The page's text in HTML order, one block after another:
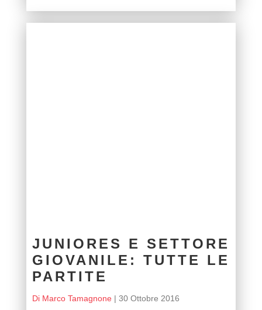
JUNIORES E SETTORE
GIOVANILE: TUTTE LE
PARTITE
Di Marco Tamagnone| 30 Ottobre 2016